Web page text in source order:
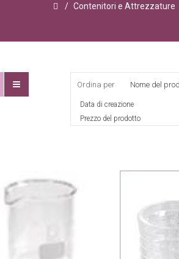
Contenitori e Attrezzature
Ordina per Nome del
Data di creazione
Prezzo del prodotto